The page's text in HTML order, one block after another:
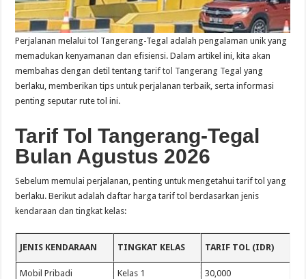
Perjalanan melalui tol Tangerang-Tegal adalah pengalaman unik yang
memadukan kenyamanan dan efisiensi. Dalam artikel ini, kita akan
membahas dengan detil tentangtarif tol Tangerang Tegal yang
berlaku, memberikan tips untuk perjalanan terbaik, serta informasi
penting seputar rute tol ini.
Tarif Tol Tangerang-Tegal
Bulan Agustus 2026
Sebelum memulai perjalanan, penting untuk mengetahui tarif tol yang
berlaku. Berikut adalah daftar harga tarif tol berdasarkan jenis
kendaraan dan tingkat kelas:
JENIS KENDARAAN TINGKAT KELAS TARIF TOL (IDR)
Mobil Pribadi Kelas 1 30,000